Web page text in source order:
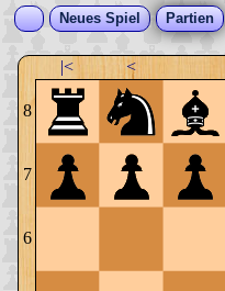
Neues Spiel Partien
|< <
8
7
6